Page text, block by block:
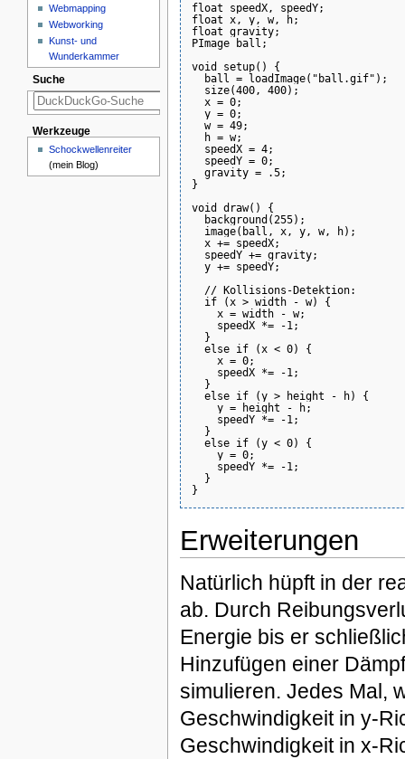
float speedX, speedY;
float x, y, w, h;
float gravity;
PImage ball;
void setup() {
  ball = loadImage("ball.gif");
  size(400, 400);
  x = 0;
  y = 0;
  w = 49;
  h = w;
  speedX = 4;
  speedY = 0;
  gravity = .5;
}
void draw() {
  background(255);
  image(ball, x, y, w, h);
  x += speedX;
  speedY += gravity;
  y += speedY;
  // Kollisions-Detektion:
  if (x > width - w) {
    x = width - w;
    speedX *= -1;
  }
  else if (x < 0) {
    x = 0;
    speedX *= -1;
  }
  else if (y > height - h) {
    y = height - h;
    speedY *= -1;
  }
  else if (y < 0) {
    y = 0;
    speedY *= -1;
  }
Erweiterungen
Natürlich hüpft in der
ab. Durch
Energie bis er
Hinzufügen einer
simulieren. Jedes Mal,
Geschwindigkeit in y-
Geschwindigkeit in x-
Webmapping
Webworking
Kunst- und
Wunderkammer
Suche
Werkzeuge
Schockwellenreiter
(mein Blog)